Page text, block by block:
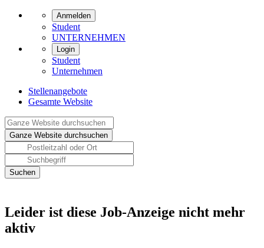
Anmelden
Student
UNTERNEHMEN
Login
Student
Unternehmen
Stellenangebote
Gesamte Website
Leider ist diese Job-Anzeige nicht mehr
aktiv